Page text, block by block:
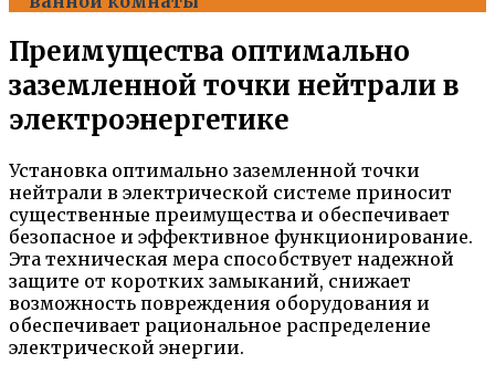
Преимущества оптимально
заземленной точки нейтрали в
электроэнергетике
Установка оптимально заземленной точки
нейтрали в электрической системе приносит
существенные преимущества и обеспечивает
безопасное и эффективное функционирование.
Эта техническая мера способствует надежной
защите от коротких замыканий, снижает
возможность повреждения оборудования и
обеспечивает рациональное распределение
электрической энергии.